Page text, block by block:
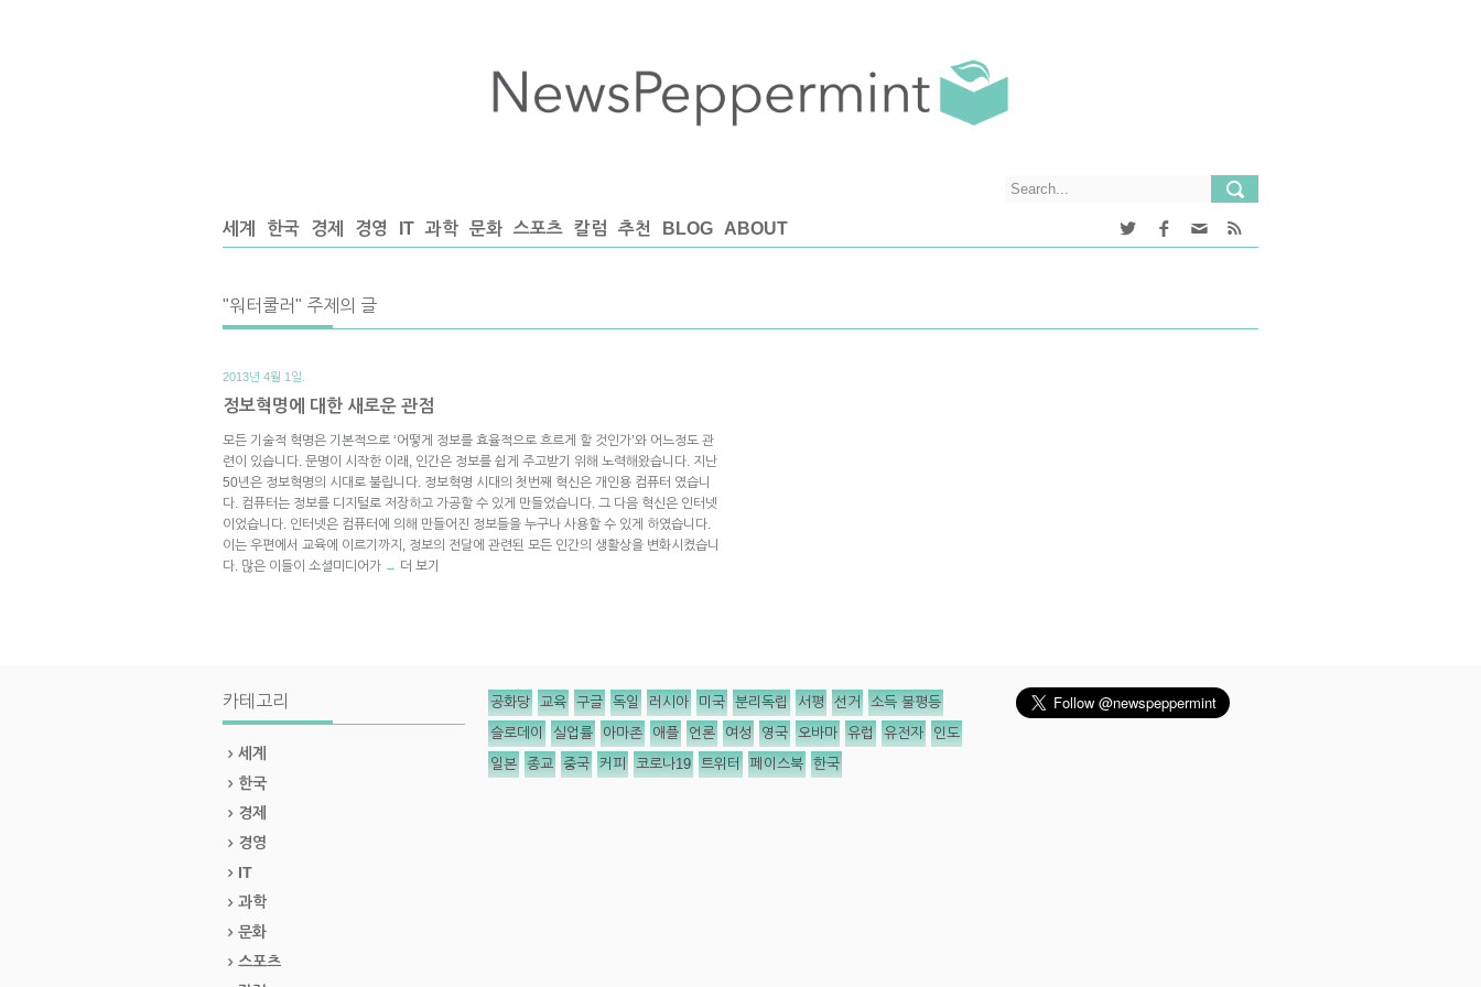
세계 한국 경제 경영 IT 과학 문화 스포츠 칼럼 추천 BLOG ABOUT
"워터쿨러" 주제의 글
2013년 4월 1일.
정보혁명에 대한 새로운 관점
모든 기술적 혁명은 기본적으로 ‘어떻게 정보를 효율적으로 흐르게 할 것인가’와 어느정도 관
련이 있습니다. 문명이 시작한 이래, 인간은 정보를 쉽게 주고받기 위해 노력해왔습니다. 지난
50년은 정보혁명의 시대로 불립니다. 정보혁명 시대의 첫번째 혁신은 개인용 컴퓨터 였습니
다. 컴퓨터는 정보를 디지털로 저장하고 가공할 수 있게 만들었습니다. 그 다음 혁신은 인터넷
이었습니다. 인터넷은 컴퓨터에 의해 만들어진 정보들을 누구나 사용할 수 있게 하였습니다.
이는 우편에서 교육에 이르기까지, 정보의 전달에 관련된 모든 인간의 생활상을 변화시켰습니
다. 많은 이들이 소셜미디어가 → 더 보기
카테고리
세계
한국
경제
경영
IT
과학
문화
스포츠
공화당 교육 구글 독일 러시아 미국 분리독립 서평 선거 소득 불평등
슬로데이 실업률 아마존 애플 언론 여성 영국 오바마 유럽 유전자 인도
일본 종교 중국 커피 코로나19 트위터 페이스북 한국